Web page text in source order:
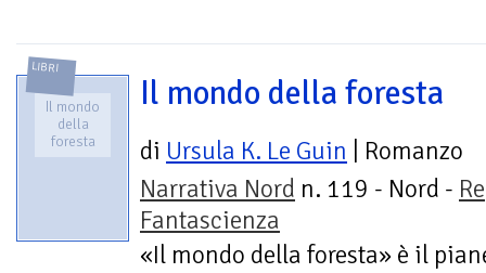
LIBRI
Il mondo
della
foresta
Il mondo della foresta
di Ursula K. Le Guin | Romanzo
Narrativa Nord n. 119 - Nord -
Fantascienza
«Il mondo della foresta» è il